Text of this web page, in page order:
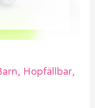
Hopfällbar,